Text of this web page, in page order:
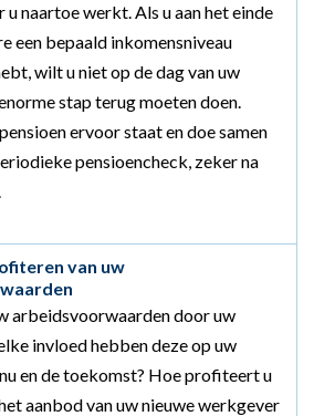
u naartoe werkt. Als u aan het einde
een bepaald inkomensniveau
wilt u niet op de dag van uw
stap terug moeten doen.
ervoor staat en doe samen
pensioencheck, zeker na
van uw
arbeidsvoorwaarden door uw
invloed hebben deze op uw
en de toekomst? Hoe profiteert u
aanbod van uw nieuwe werkgever